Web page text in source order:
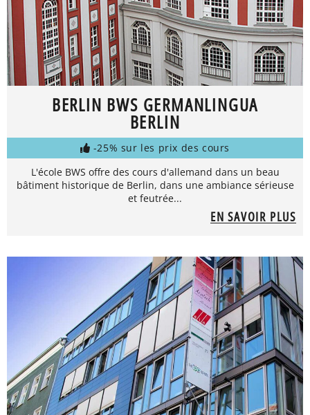
BERLIN BWS GERMANLINGUA
BERLIN
-25% sur les prix des cours
L'école BWS offre des cours d'allemand dans un beau
bâtiment historique de Berlin, dans une ambiance sérieuse
et feutrée...
EN SAVOIR PLUS